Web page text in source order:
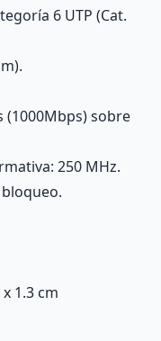
6 UTP (Cat.
(1000Mbps) sobre
250 MHz.
1.3 cm